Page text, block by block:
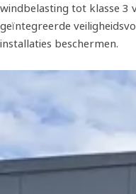
windbelasting tot klasse 3
geïntegreerde
installaties beschermen.